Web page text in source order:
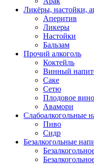
Ликёры, настойки,
Аперитив
Ликеры
Настойки
Бальзам
Прочий алкоголь
Коктейль
Винный
Саке
Сетю
Плодовое вино
Авамори
Слабоалкогольные
Пиво
Сидр
Безалкогольные